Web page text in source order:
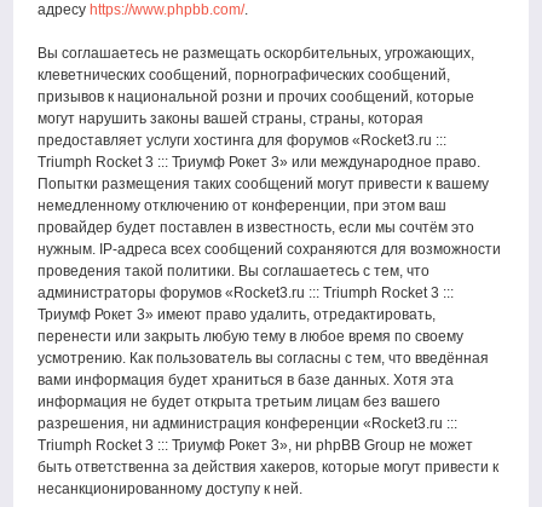
адресу https://www.phpbb.com/.
Вы соглашаетесь не размещать оскорбительных, угрожающих,
клеветнических сообщений, порнографических сообщений,
призывов к национальной розни и прочих сообщений, которые
могут нарушить законы вашей страны, страны, которая
предоставляет услуги хостинга для форумов «Rocket3.ru :::
Triumph Rocket 3 ::: Триумф Рокет 3» или международное право.
Попытки размещения таких сообщений могут привести к вашему
немедленному отключению от конференции, при этом ваш
провайдер будет поставлен в известность, если мы сочтём это
нужным. IP-адреса всех сообщений сохраняются для возможности
проведения такой политики. Вы соглашаетесь с тем, что
администраторы форумов «Rocket3.ru ::: Triumph Rocket 3 :::
Триумф Рокет 3» имеют право удалить, отредактировать,
перенести или закрыть любую тему в любое время по своему
усмотрению. Как пользователь вы согласны с тем, что введённая
вами информация будет храниться в базе данных. Хотя эта
информация не будет открыта третьим лицам без вашего
разрешения, ни администрация конференции «Rocket3.ru :::
Triumph Rocket 3 ::: Триумф Рокет 3», ни phpBB Group не может
быть ответственна за действия хакеров, которые могут привести к
несанкционированному доступу к ней.